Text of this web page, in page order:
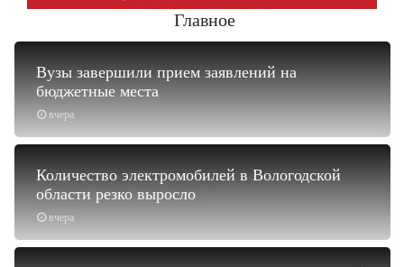
Главное
вчера
Вузы завершили прием заявлений на
бюджетные места
вчера
Количество электромобилей в Вологодской
области резко выросло